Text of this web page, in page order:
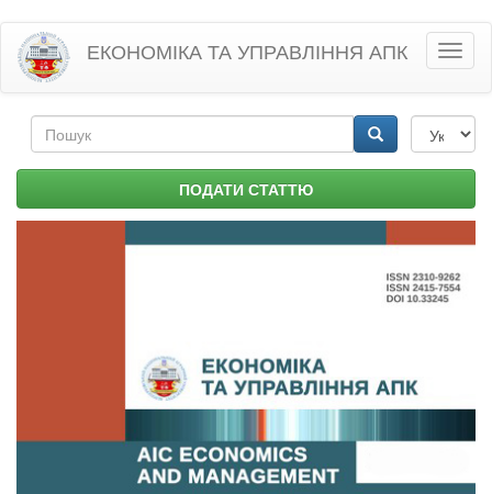
Перейти
основного
матеріалу
ЕКОНОМІКА ТА УПРАВЛІННЯ АПК
Пошукова
форма ПОДАТИ СТАТТЮ